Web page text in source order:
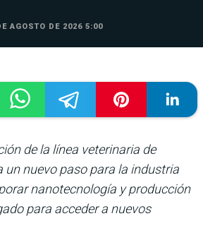
AGOSTO DE 2026 5:00
de la línea veterinaria de
un nuevo paso para la industria
nanotecnología y producción
para acceder a nuevos